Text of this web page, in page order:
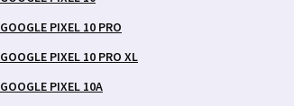
GOOGLE PIXEL 10 PRO
GOOGLE PIXEL 10 PRO XL
GOOGLE PIXEL 10A